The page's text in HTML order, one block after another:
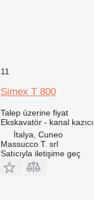
11
Simex T 800
Talep üzerine fiyat
Ekskavatör - kanal kazıcı
İtalya, Cuneo
Massucco T. srl
Satıcıyla iletişime geç